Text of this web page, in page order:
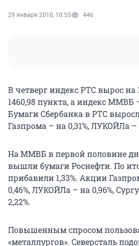
29 января 2010, 10:55 446
В четверг индекс РТС вырос на
1460,98 пункта, а индекс ММВБ –
Бумаги Сбербанка в РТС
Газпрома – на 0,31%, ЛУКОЙЛа –
На ММВБ в первой половине
вышли бумаги Роснефти. По
прибавили 1,33%. Акции
0,46%, ЛУКОЙЛа – на 0,96%,
2,22%.
Повышенным спросом
«металлургов». Северсталь